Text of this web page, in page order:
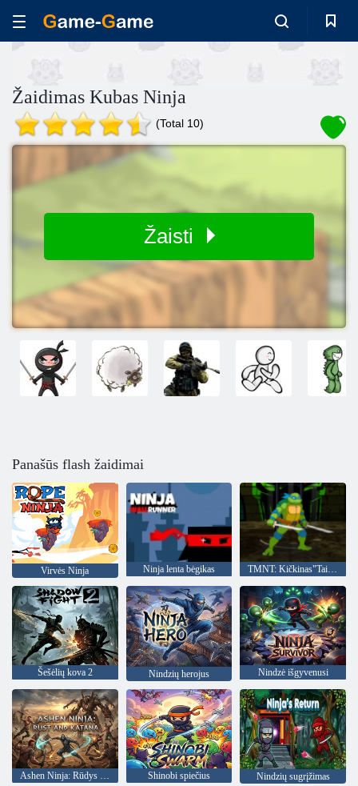
Žaidimas Kubas Ninja
(Total 10)
Žaisti
Panašūs flash žaidimai
Virvės Ninja Ninja lenta bėgikas TMNT: Kičkinas"Tai senosios mokyklos
Šešėlių kova 2 Nindzių herojus Nindzė išgyvenusi
Ashen Ninja: Rūdys ir Katana Shinobi spiečius Nindzių sugrįžimas